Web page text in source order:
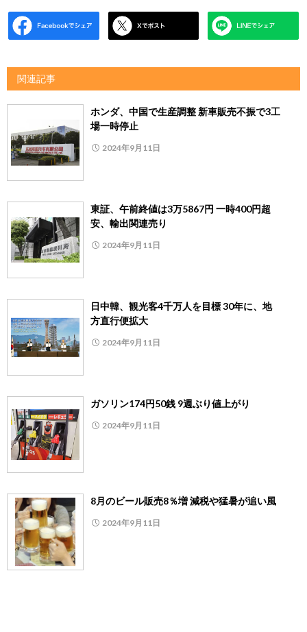
関連記事
ホンダ、中国で生産調整 新車販売不振で3工
場一時停止
2024年9月11日
東証、午前終値は3万5867円 一時400円超
安、輸出関連売り
2024年9月11日
日中韓、観光客4千万人を目標 30年に、地
方直行便拡大
2024年9月11日
ガソリン174円50銭 9週ぶり値上がり
2024年9月11日
8月のビール販売8％増 減税や猛暑が追い風
2024年9月11日